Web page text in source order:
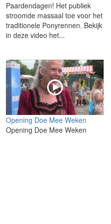
Paardendagen! Het publiek
stroomde massaal toe voor het
traditionele Ponyrennen. Bekijk
in deze video het...
Opening Doe Mee Weken
Opening Doe Mee Weken